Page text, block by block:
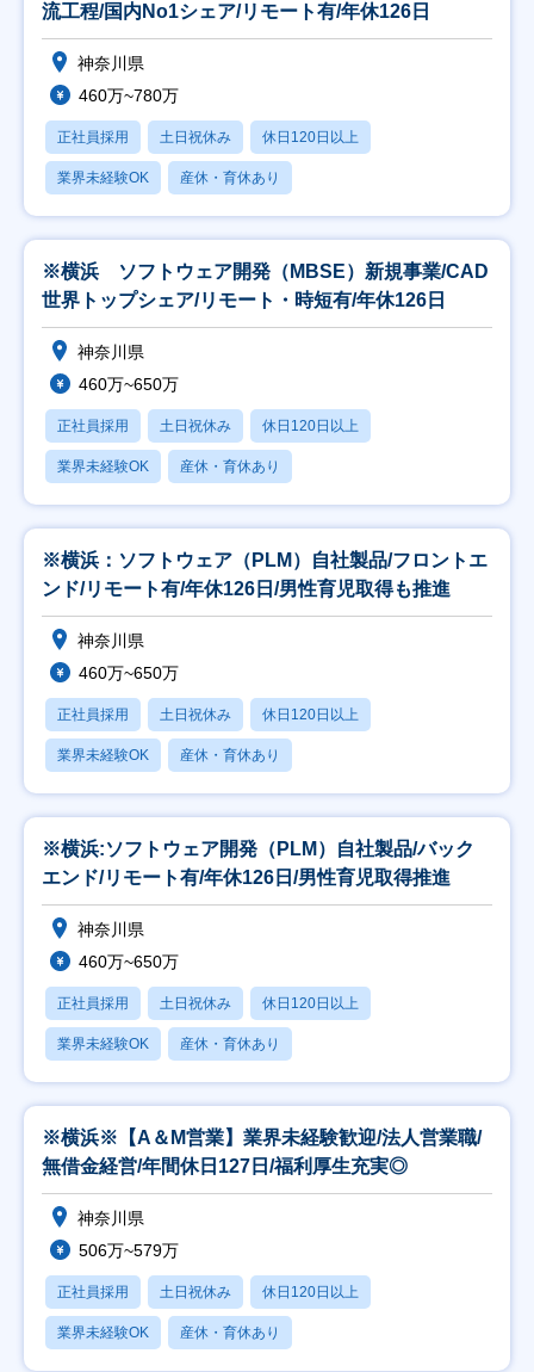
流工程/国内No1シェア/リモート有/年休126日
神奈川県
460万~780万
正社員採用 土日祝休み 休日120日以上
業界未経験OK 産休・育休あり
※横浜 ソフトウェア開発（MBSE）新規事業/CAD
世界トップシェア/リモート・時短有/年休126日
神奈川県
460万~650万
正社員採用 土日祝休み 休日120日以上
業界未経験OK 産休・育休あり
※横浜：ソフトウェア（PLM）自社製品/フロントエ
ンド/リモート有/年休126日/男性育児取得も推進
神奈川県
460万~650万
正社員採用 土日祝休み 休日120日以上
業界未経験OK 産休・育休あり
※横浜:ソフトウェア開発（PLM）自社製品/バック
エンド/リモート有/年休126日/男性育児取得推進
神奈川県
460万~650万
正社員採用 土日祝休み 休日120日以上
業界未経験OK 産休・育休あり
※横浜※【A＆M営業】業界未経験歓迎/法人営業職/
無借金経営/年間休日127日/福利厚生充実◎
神奈川県
506万~579万
正社員採用 土日祝休み 休日120日以上
業界未経験OK 産休・育休あり